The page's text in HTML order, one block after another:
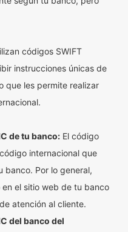
códigos SWIFT
instrucciones únicas de
que les permite realizar
de tu banco: El código
internacional que
banco. Por lo general,
el sitio web de tu banco
atención al cliente.
del banco del